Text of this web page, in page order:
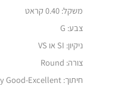
משקל: 0.40 קראט
צבע: G
ניקיון: SI או VS
צורה: Round
חיתוך: Very Good-Excellent